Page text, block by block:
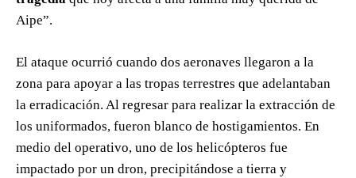
Aipe”.
El ataque ocurrió cuando dos aeronaves llegaron a la
zona para apoyar a las tropas terrestres que adelantaban
la erradicación. Al regresar para realizar la extracción de
los uniformados, fueron blanco de hostigamientos. En
medio del operativo, uno de los helicópteros fue
impactado por un dron, precipitándose a tierra y